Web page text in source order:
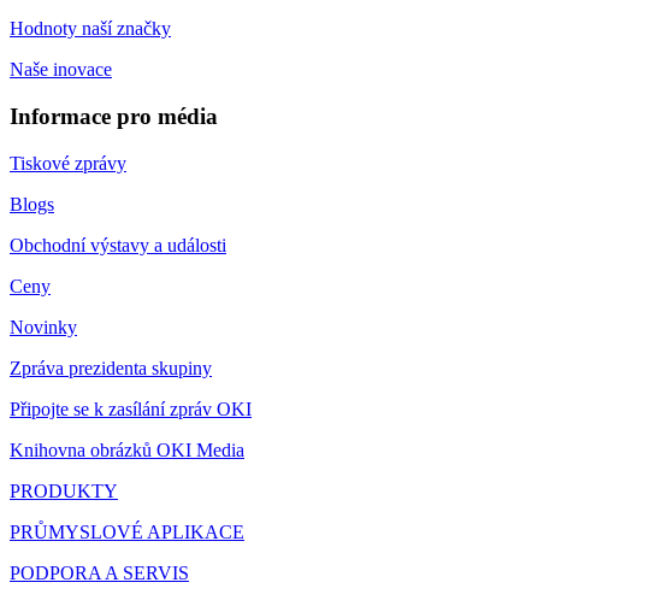
Hodnoty naší značky
Naše inovace
Informace pro média
Tiskové zprávy
Blogs
Obchodní výstavy a události
Ceny
Novinky
Zpráva prezidenta skupiny
Připojte se k zasílání zpráv OKI
Knihovna obrázků OKI Media
PRODUKTY
PRŮMYSLOVÉ APLIKACE
PODPORA A SERVIS